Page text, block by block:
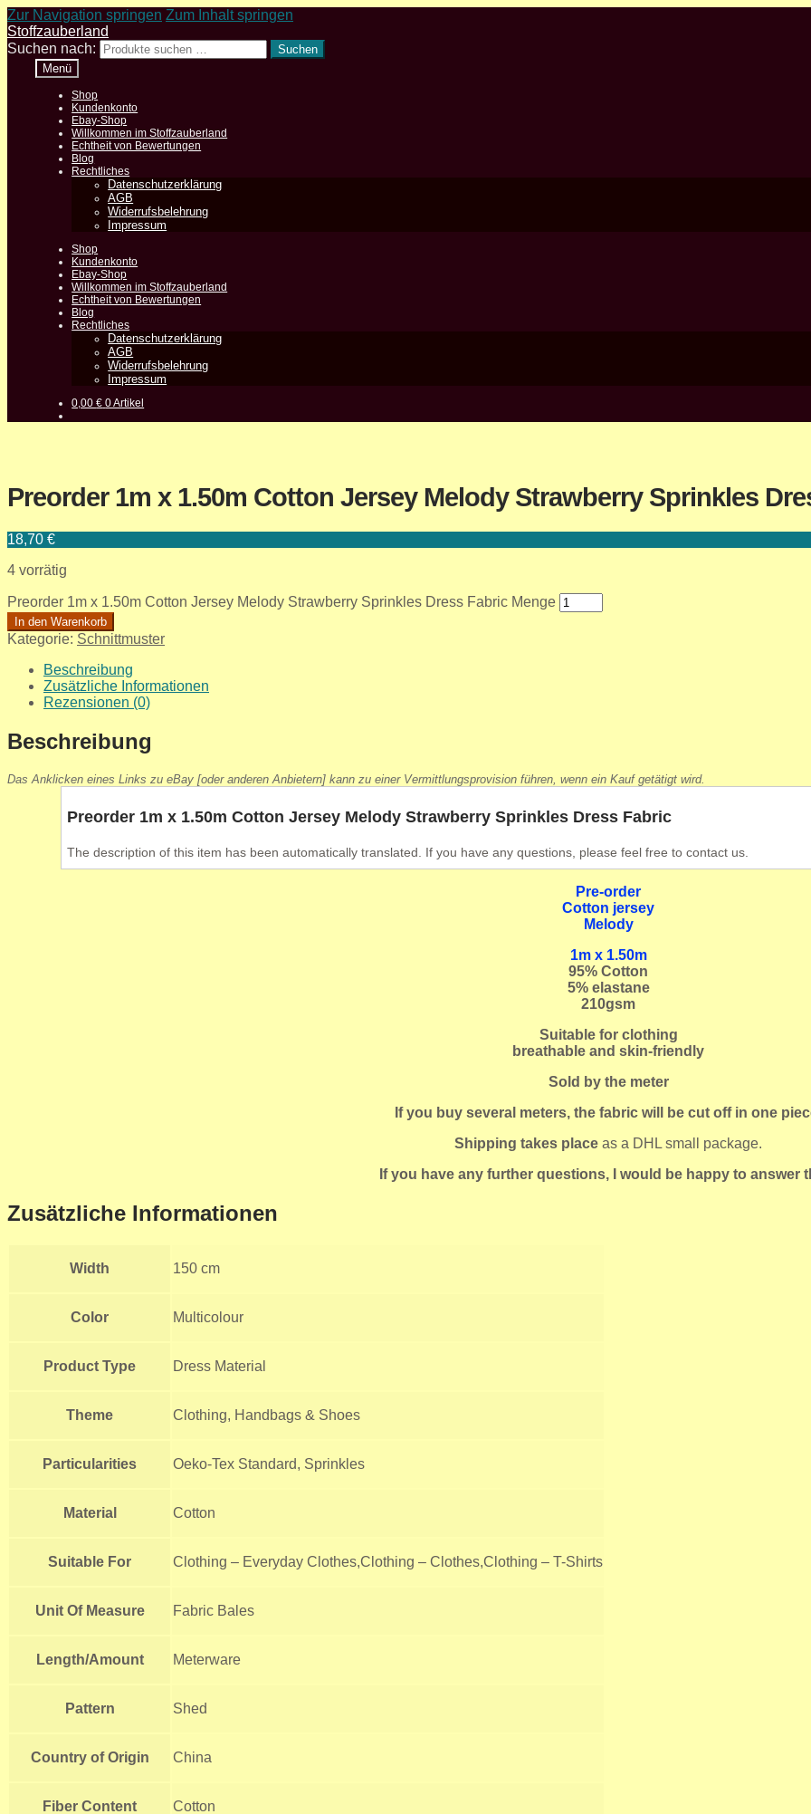
Zur Navigation springen Zum Inhalt springen
Stoffzauberland
Suchen nach:
Suchen
Menü
Shop
Kundenkonto
Ebay-Shop
Willkommen im Stoffzauberland
Echtheit von Bewertungen
Blog
Rechtliches
Datenschutzerklärung
AGB
Widerrufsbelehrung
Impressum
Shop
Kundenkonto
Ebay-Shop
Willkommen im Stoffzauberland
Echtheit von Bewertungen
Blog
Rechtliches
Datenschutzerklärung
AGB
Widerrufsbelehrung
Impressum
0,00€ 0 Artikel
Preorder 1m x 1.50m Cotton Jersey Melody Strawberry Sprinkles
18,70 €
4 vorrätig
Preorder 1m x 1.50m Cotton Jersey Melody Strawberry Sprinkles Dress Fabric Menge
In den Warenkorb
Kategorie: Schnittmuster
Beschreibung
Zusätzliche Informationen
Rezensionen (0)
Beschreibung
Das Anklicken eines Links zu eBay [oder anderen Anbietern] kann zu einer Vermittlungsprovision führen, wenn ein Kauf getätigt wird.
Preorder 1m x 1.50m Cotton Jersey Melody Strawberry Sprinkles Dress Fabric
The description of this item has been automatically translated. If you have any questions, please feel free to contact us.
Pre-order
Cotton jersey
Melody
1m x 1.50m
95% Cotton
5% elastane
210gsm
Suitable for clothing
breathable and skin-friendly
Sold by the meter
If you buy several meters, the fabric will be cut off in one
Shipping takes place as a DHL small package.
If you have any further questions, I would be happy to answer
Zusätzliche Informationen
Width 150 cm
Color Multicolour
Product Type Dress Material
Theme Clothing, Handbags & Shoes
Particularities Oeko-Tex Standard, Sprinkles
Material Cotton
Suitable For Clothing – Everyday Clothes,Clothing – Clothes,Clothing – T-Shirts
Unit Of Measure Fabric Bales
Length/Amount Meterware
Pattern Shed
Country of Origin China
Fiber Content Cotton